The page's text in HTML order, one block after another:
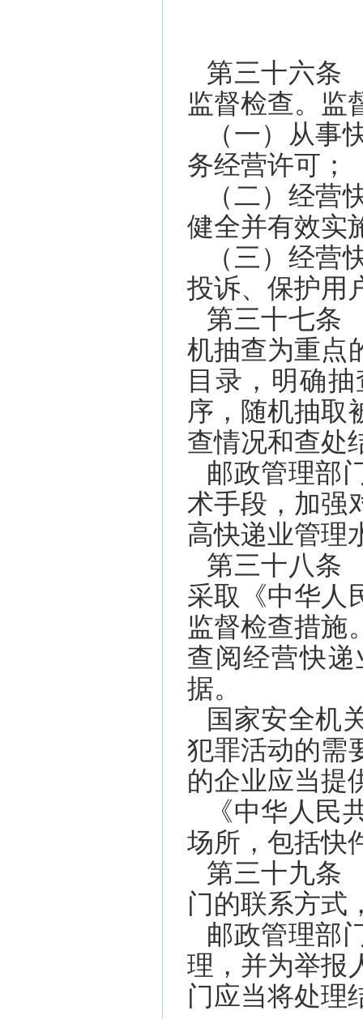
第三十六条
监督检查。监
（一）从事
务经营许可；
（二）经营
健全并有效实
（三）经营
投诉、保护用
第三十七条
机抽查为重点
目录，明确
序，随机抽取
查情况和查处
邮政管理部
术手段，加强
高快递业管理
第三十八条
采取《中华人
监督检查措施
查阅经营快
据。
国家安全机
犯罪活动的需
的企业应当提
《中华人民
场所，包括快
第三十九条
门的联系方式
邮政管理部
理，并为举报
门应当将处理